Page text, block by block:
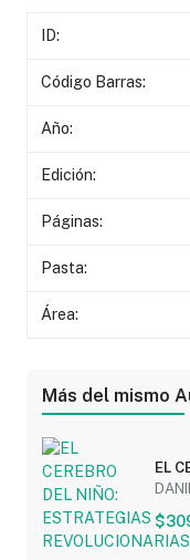
ID:
Código Barras:
Año:
Edición:
Páginas:
Pasta:
Área:
Más del mismo
EL